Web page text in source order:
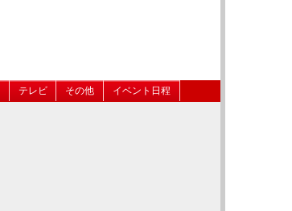
テレビ その他 イベント日程